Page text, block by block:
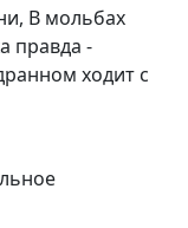
Захаров
В мольбах
правда -
ходит с